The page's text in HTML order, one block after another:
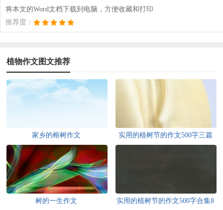
将本文的Word文档下载到电脑，方便收藏和打印
推荐度：
植物作文图文推荐
家乡的榕树作文 实用的植树节的作文500字三篇
树的一生作文 实用的植树节的作文500字合集8